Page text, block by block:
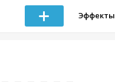
Эффекты